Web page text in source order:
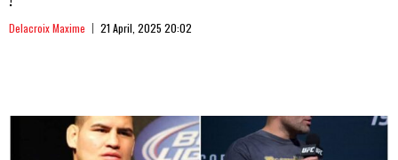
Delacroix Maxime 21 April, 2025 20:02